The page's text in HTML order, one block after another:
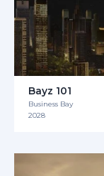
Bayz 101
Business Bay
2028